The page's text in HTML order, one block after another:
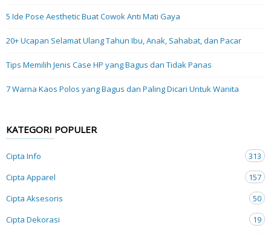
5 Ide Pose Aesthetic Buat Cowok Anti Mati Gaya
20+ Ucapan Selamat Ulang Tahun Ibu, Anak, Sahabat, dan Pacar
Tips Memilih Jenis Case HP yang Bagus dan Tidak Panas
7 Warna Kaos Polos yang Bagus dan Paling Dicari Untuk Wanita
KATEGORI POPULER
Cipta Info
313
Cipta Apparel
157
Cipta Aksesoris
50
Cipta Dekorasi
19